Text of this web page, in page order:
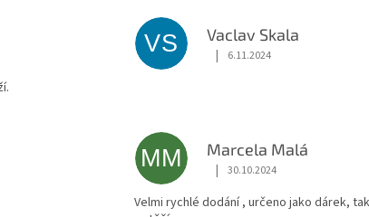
VS Vaclav Skala
Hodnocení obchodu je 5 z 5
| 6.11.2024
MM Marcela Malá
Hodnocení obchodu je 5 z 5
| 30.10.2024
Velmi rychlé dodání , určeno jako dárek,